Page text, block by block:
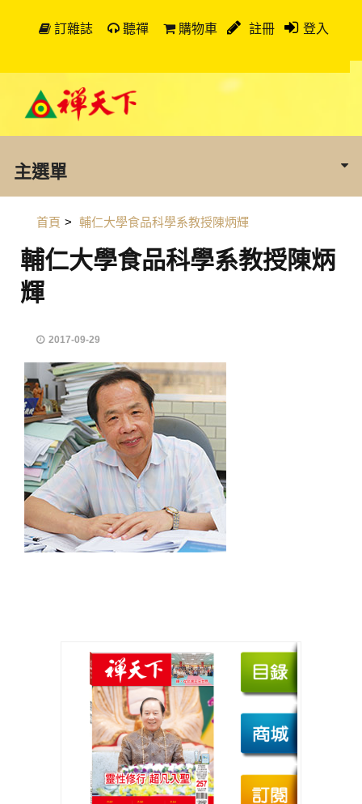
訂雜誌 聽禪 購物車 註冊 登入
主選單
首頁 > 輔仁大學食品科學系教授陳炳輝
輔仁大學食品科學系教授陳炳
輝
2017-09-29